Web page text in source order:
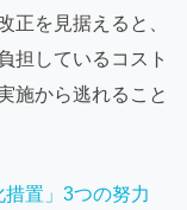
正を見据えると、
担しているコスト
施から逃れること
措置」3つの努力